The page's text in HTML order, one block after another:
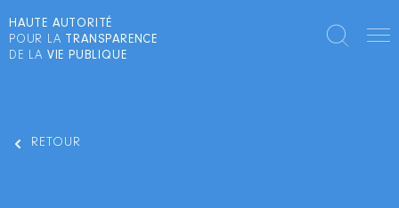
HAUTE AUTORITÉ
POUR LA TRANSPARENCE
DE LA VIE PUBLIQUE
RETOUR